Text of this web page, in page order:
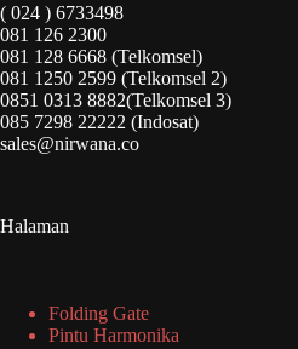
( 024 ) 6733498
081 126 2300
081 128 6668 (Telkomsel)
081 1250 2599 (Telkomsel 2)
0851 0313 8882(Telkomsel 3)
085 7298 22222 (Indosat)
sales@nirwana.co
Halaman
Folding Gate
Pintu Harmonika